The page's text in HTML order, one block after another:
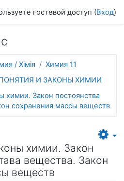
гостевой доступ (Вход)
/ Хімія
Химия 11
И ЗАКОНЫ ХИМИИ
химии. Закон постоянства
сохранения массы веществ
химии. Закон
вещества. Закон
веществ